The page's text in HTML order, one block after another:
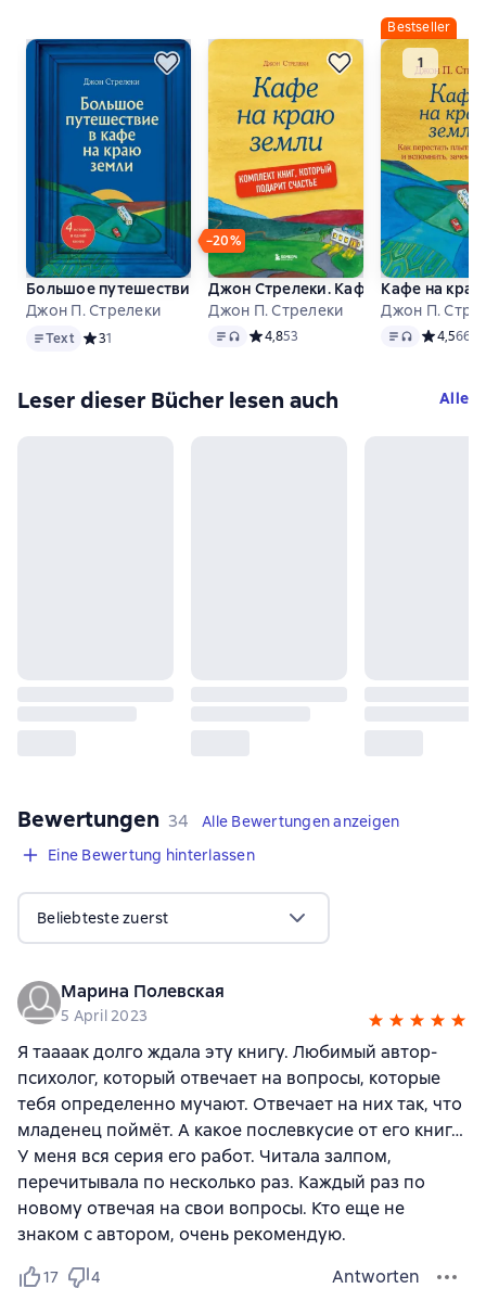
Большое путешествие в кафе на краю земли. 4 истории в
Джон П. Стрелеки
TextText Средний рейтинг 3 на основе 1 оценок
31
−20%
Джон Стрелеки. Кафе на краю
Джон П. Стрелеки
Text, Audioformat verfügbar
Средний рейтинг 4,8 на основе 53
4,853
Bestseller
Кафе на
Джон П.
Text, Средний
4,5
Leser dieser Bücher lesen auch Alle
Bewertungen 34 Bewertungen
34
Alle Bewertungen anzeigen
Eine Bewertung hinterlassen
Beliebteste zuerst
Марина Полевская
5 April 2023
Я таааак долго ждала эту книгу. Любимый автор-
психолог, который отвечает на вопросы, которые
тебя определенно мучают. Отвечает на них так, что
младенец поймёт. А какое послевкусие от его книг…
У меня вся серия его работ. Читала залпом,
перечитывала по несколько раз. Каждый раз по
новому отвечая на свои вопросы. Кто еще не
знаком с автором, очень рекомендую.
17 4 Antworten